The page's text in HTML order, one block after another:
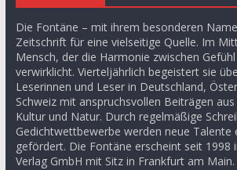
Die Fontäne – mit ihrem besonderen
Zeitschrift für eine vielseitige Quelle. Im
Mensch, der die Harmonie zwischen
verwirklicht. Vierteljährlich begeistert sie
Leserinnen und Leser in Deutschland,
Schweiz mit anspruchsvollen Beiträgen
Kultur und Natur. Durch regelmäßige
Gedichtwettbewerbe werden neue Talente
gefördert. Die Fontäne erscheint seit 1998
Verlag GmbH mit Sitz in Frankfurt am Main.